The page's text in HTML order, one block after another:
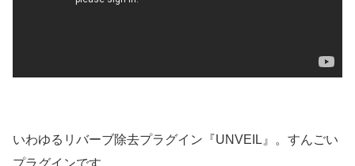
いわゆるリバーブ除去プラグイン『UNVEIL』。すんごい